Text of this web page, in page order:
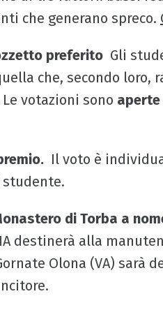
che generano spreco.
preferito Gli
che, secondo
votazioni sono aperte
Il voto è
di Torba a
destinerà alla
Olona (VA) sarà